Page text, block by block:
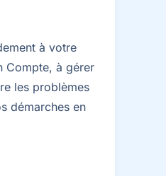
à votre
Compte, à gérer
les problèmes
démarches en